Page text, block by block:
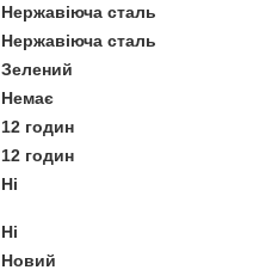
Нержавіюча сталь
Нержавіюча сталь
Зелений
Немає
12 годин
12 годин
Ні
Ні
Новий